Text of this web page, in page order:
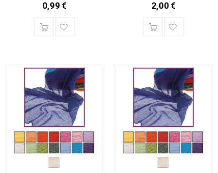
0,99€ 2,00€